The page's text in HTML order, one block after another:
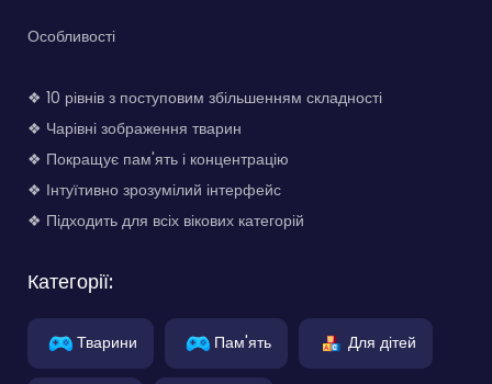
Особливості
❖ 10 рівнів з поступовим збільшенням складності
❖ Чарівні зображення тварин
❖ Покращує пам'ять і концентрацію
❖ Інтуїтивно зрозумілий інтерфейс
❖ Підходить для всіх вікових категорій
Категорії:
Тварини Пам'ять Для дітей